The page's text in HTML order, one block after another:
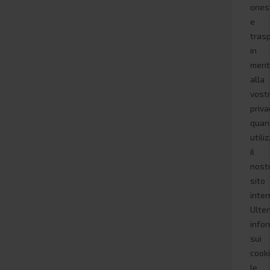
e
in
alla
il
sito
sui
le